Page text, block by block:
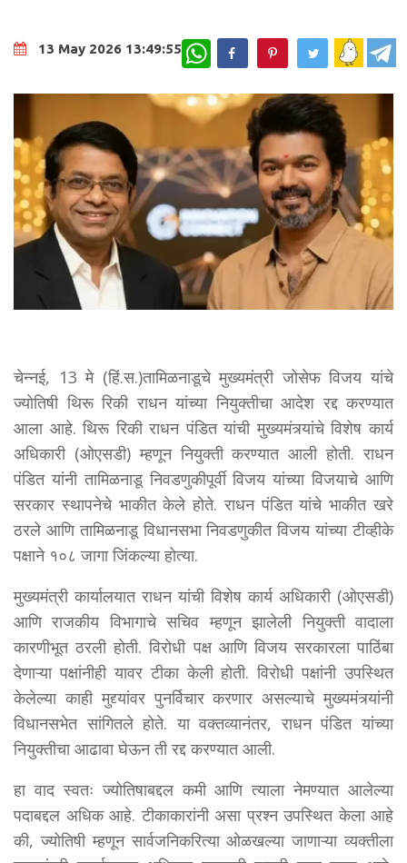
13 May 2026 13:49:55 WhatsApp
चेन्नई, 13 मे (हिं.स.)तामिळनाडूचे मुख्यमंत्री जोसेफ विजय यांचे
ज्योतिषी थिरू रिकी राधन यांच्या नियुक्तीचा आदेश रद्द करण्यात
आला आहे. थिरू रिकी राधन पंडित यांची मुख्यमंत्र्यांचे विशेष कार्य
अधिकारी (ओएसडी) म्हणून नियुक्ती करण्यात आली होती. राधन
पंडित यांनी तामिळनाडू निवडणुकीपूर्वी विजय यांच्या विजयाचे आणि
सरकार स्थापनेचे भाकीत केले होते. राधन पंडित यांचे भाकीत खरे
ठरले आणि तामिळनाडू विधानसभा निवडणुकीत विजय यांच्या टीव्हीके
पक्षाने १०८ जागा जिंकल्या होत्या.
मुख्यमंत्री कार्यालयात राधन यांची विशेष कार्य अधिकारी (ओएसडी)
आणि राजकीय विभागाचे सचिव म्हणून झालेली नियुक्ती वादाला
कारणीभूत ठरली होती. विरोधी पक्ष आणि विजय सरकारला पाठिंबा
देणाऱ्या पक्षांनीही यावर टीका केली होती. विरोधी पक्षांनी उपस्थित
केलेल्या काही मुद्द्यांवर पुनर्विचार करणार असल्याचे मुख्यमंत्र्यांनी
विधानसभेत सांगितले होते. या वक्तव्यानंतर, राधन पंडित यांच्या
नियुक्तीचा आढावा घेऊन ती रद्द करण्यात आली.
हा वाद स्वतः ज्योतिषाबद्दल कमी आणि त्याला नेमण्यात आलेल्या
पदाबद्दल अधिक आहे. टीकाकारांनी असा प्रश्न उपस्थित केला आहे
की, ज्योतिषी म्हणून सार्वजनिकरित्या ओळखल्या जाणाऱ्या व्यक्तीला